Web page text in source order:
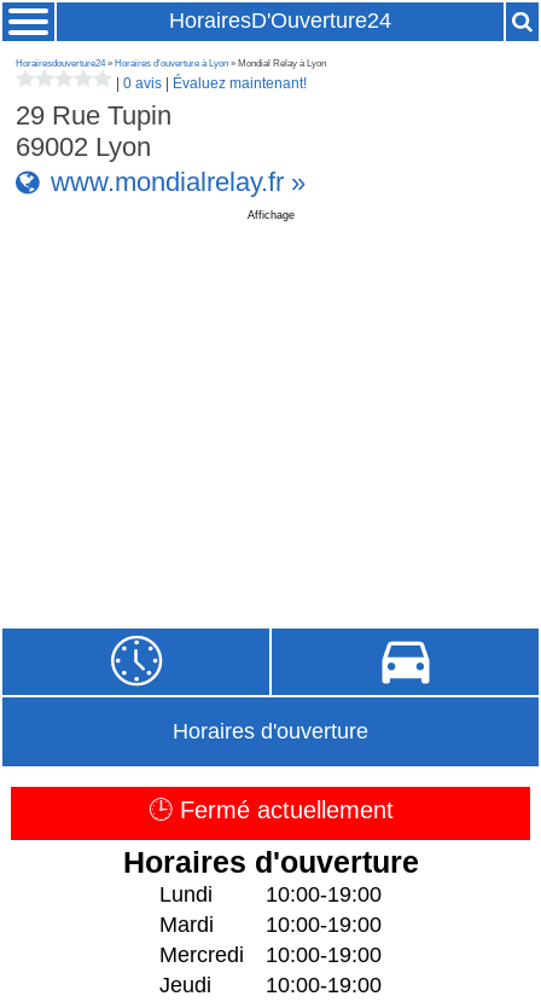
HorairesD'Ouverture24
Horairesdouverture24» Horaires d'ouverture à Lyon » Mondial Relay à Lyon
|0 avis Évaluez maintenant!
29 Rue Tupin
69002 Lyon
www.mondialrelay.fr »
Affichage
Horaires d'ouverture
🕒 Fermé actuellement
Horaires d'ouverture
Lundi
10:00-19:00
Mardi
10:00-19:00
Mercredi
10:00-19:00
Jeudi
10:00-19:00